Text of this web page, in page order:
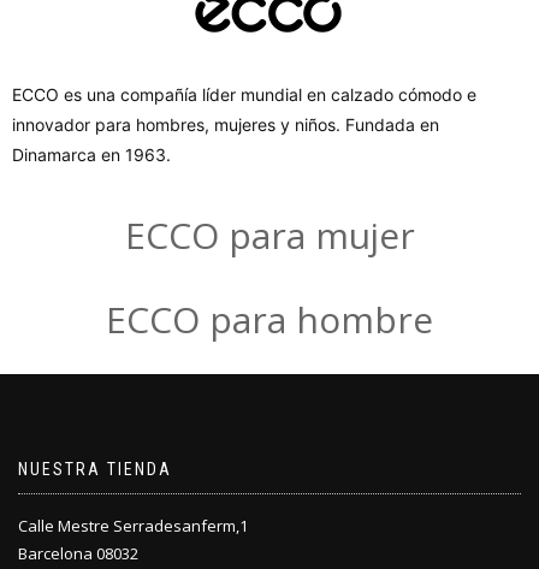
ECCO es una compañía líder mundial en calzado cómodo e
innovador para hombres, mujeres y niños. Fundada en
Dinamarca en 1963.
ECCO para mujer
ECCO para hombre
NUESTRA TIENDA
Calle Mestre Serradesanferm,1
Barcelona 08032